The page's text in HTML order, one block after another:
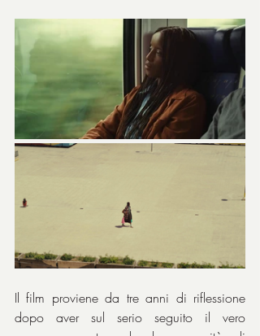
Il film proviene da tre anni di riflessione
dopo aver sul serio seguito il vero